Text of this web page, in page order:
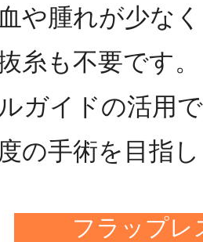
や腫れが少な
糸も不要です
ガイドの活用
の手術を目指
フラップレ